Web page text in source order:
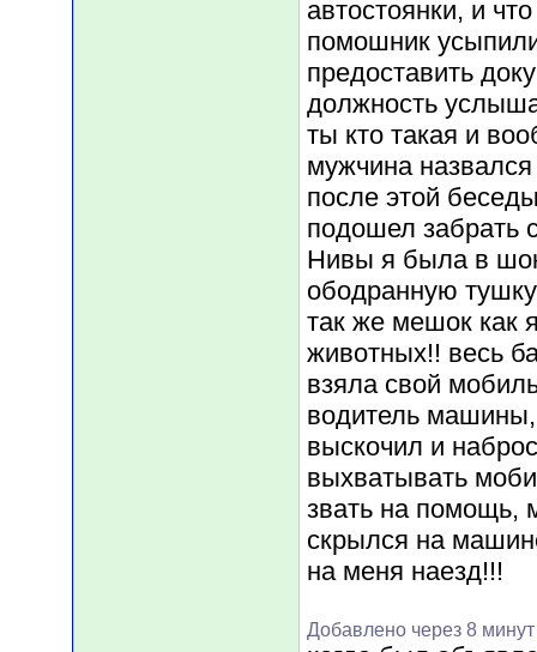
автостоянки, и
помошник
предоставить
должность
ты кто такая и
мужчина
после этой
подошел забрать
Нивы я была в
ободранную
так же мешок как
животных!! весь
взяла свой
водитель машины,
выскочил и
выхватывать
звать на помощь,
скрылся на
на меня наезд!!!
Добавлено через 8 минут